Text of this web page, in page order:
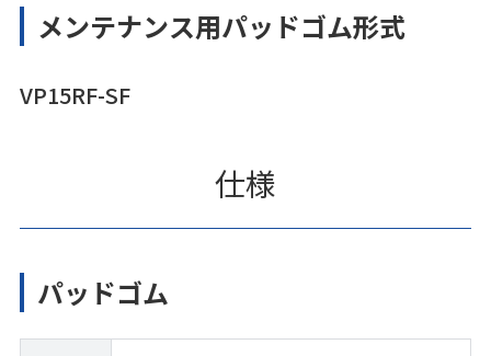
メンテナンス用パッドゴム形式
VP15RF-SF
仕様
パッドゴム